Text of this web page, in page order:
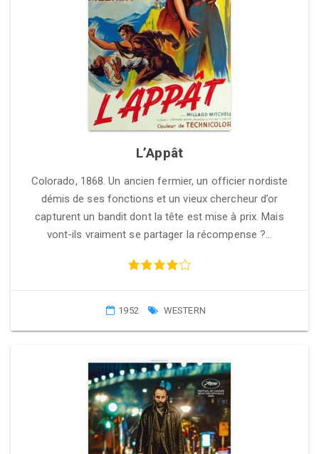
L’Appât
Colorado, 1868. Un ancien fermier, un officier nordiste
démis de ses fonctions et un vieux chercheur d’or
capturent un bandit dont la tête est mise à prix. Mais
vont-ils vraiment se partager la récompense ?…
1952 WESTERN